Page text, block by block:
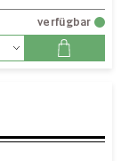
verfügbar